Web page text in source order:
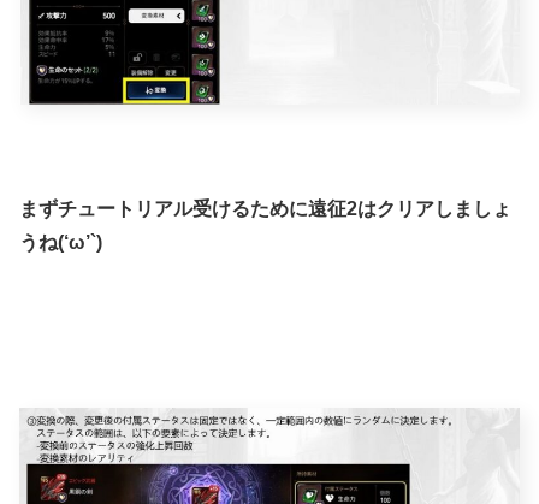
まずチュートリアル受けるために遠征2はクリアしましょ
うね(‘ω’`)